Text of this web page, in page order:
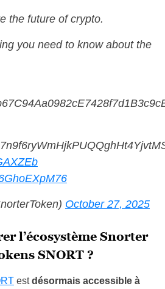
the future of crypto.
you need to know about the
October 27, 2025
l’écosystème Snorter
SNORT ?
estdésormais accessible à